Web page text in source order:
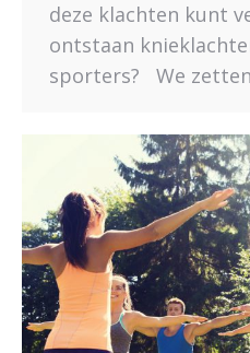
deze klachten kunt
ontstaan
sporters? We